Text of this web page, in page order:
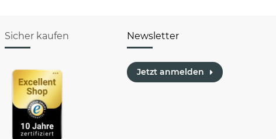
Sicher kaufen Newsletter
Jetzt anmelden